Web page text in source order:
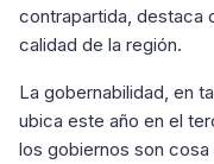
contrapartida, destaca
calidad de la región.
La gobernabilidad, en
ubica este año en el
los gobiernos son